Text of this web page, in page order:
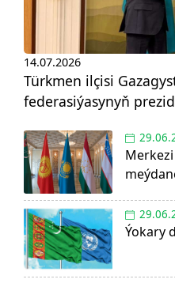
14.07.2026
Türkmen ilçisi
federasiýasynyň
Ýokary